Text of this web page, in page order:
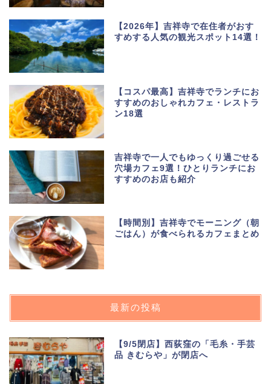
【2026年】吉祥寺で在住者がおす
すめする人気の観光スポット14選！
【コスパ最高】吉祥寺でランチにお
すすめのおしゃれカフェ・レストラ
ン18選
吉祥寺で一人でもゆっくり過ごせる
穴場カフェ9選！ひとりランチにお
すすめのお店も紹介
【時間別】吉祥寺でモーニング（朝
ごはん）が食べられるカフェまとめ
最新の投稿
【9/5閉店】西荻窪の「毛糸・手芸
品 きむらや」が閉店へ